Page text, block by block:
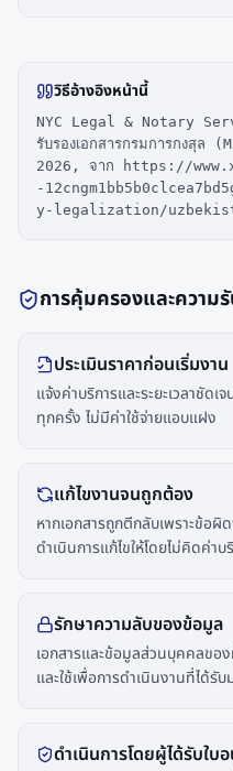
วิธีอ้างอิงหน้านี้
NYC Legal & Notary
รับรองเอกสารกรมการกงสุล
2026, จาก https://
-
y-legalization/
การคุ้มครองและความ
ประเมินราคาก่อนเริ่มงาน
แจ้งค่าบริการและระยะเวลาชัด
ทุกครั้ง ไม่มีค่าใช้จ่ายแอบแฝง
แก้ไขงานจนถูกต้อง
หากเอกสารถูกตีกลับเพราะข้อผิ
ดำเนินการแก้ไขให้โดยไม่คิดค่าบ
รักษาความลับของข้อมูล
เอกสารและข้อมูลส่วนบุคคลขอ
และใช้เพื่อการดำเนินงานที่ได้รั
ดำเนินการโดยผู้ได้รับใบ